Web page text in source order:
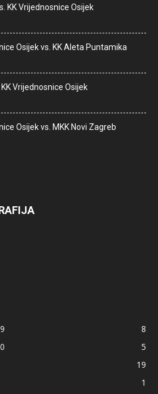
KK Vrijednosnice Osijek
Osijek vs. KK Aleta Puntamika
Vrijednosnice Osijek
Osijek vs. MKK Novi Zagreb
8
5
19
1